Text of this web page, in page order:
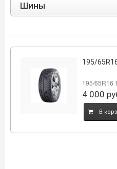
Шины
195/
195/65R16
4 000
B